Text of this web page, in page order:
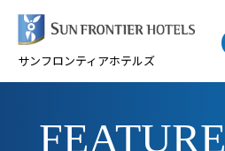
サンフロンティアホテルズ
FEATURE